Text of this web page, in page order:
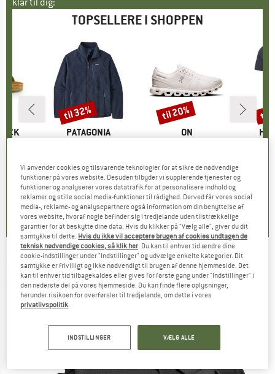
klar til dig:
TOPSELLERE I SHOPPEN
pris
€
6
)
MÆRKE
PATAGONIA
Pris
149,95 € Nedsat pris
fra 101,97 €
+1
4,6(71)
Rabat
til 32%
MÆRKE
ON
Pris
159,95 € Nedsat pris
fra127,96 €
+9
4,7(48)
Rabat
til 20% til
CHROME -Doubletrack Bar Bag 5 - Styrtaske
(0)
Vi anvender cookies og tilsvarende teknologier for at sikre de nødvendige
funktioner på vores website. Desuden tilbyder vi supplerende tjenester og
funktioner og analyserer vores datatrafik for at personalisere indhold og
reklamer og stille social media-funktioner til rådighed. Derved får vores social
media-, reklame- og analysepartnere også information om din benyttelse af
vores website, hvoraf nogle befinder sig i tredjelande uden tilstrækkelige
garantier for at beskytte dine data. Hvis du klikker på "Vælg alle", giver du dit
samtykke til dette. Hvis du ikke vil acceptere brugen af cookies undtagen de
teknisk nødvendige cookies, så klik her . Du kan til enhver tid ændre dine
cookie-indstillinger under "Indstillinger" og udvælge enkelte kategorier. Dit
samtykke er frivilligt og ikke nødvendigt til brugen af denne hjemmeside. Det
kan til enhver tid tilbagekaldes eller gives for første gang under "Indstillinger" i
den nederste del på vores hjemmeside. Du kan finde flere oplysninger,
herunder risikoen for overførsler til tredjelande, om dette i vores
privatlivspolitik
INDSTILLINGER VÆLG ALLE